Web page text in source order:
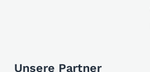
Unsere Partner